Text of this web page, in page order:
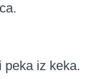
peka iz keka.